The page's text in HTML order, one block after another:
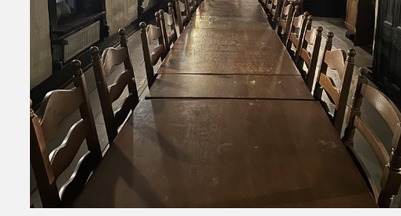
Gegenstand der Untersuchung
Gegenstand der Untersuchung
zeigen wir dir ein Pop-Up mit einer Erklärung über Cookies. Sobald du
uns deine Einwilligung alle von dir gewählten Kategorien von Cookies und
zu verwenden. Du kannst die Verwendung von Cookies über deinen
unsere Website dann unter Umständen nicht richtig funktioniert.